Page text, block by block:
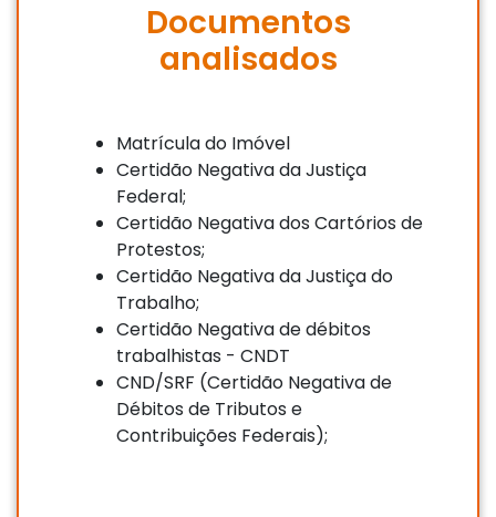
Documentos
analisados
Matrícula do Imóvel
Certidão Negativa da Justiça
Federal;
Certidão Negativa dos Cartórios de
Protestos;
Certidão Negativa da Justiça do
Trabalho;
Certidão Negativa de débitos
trabalhistas - CNDT
CND/SRF (Certidão Negativa de
Débitos de Tributos e
Contribuições Federais);